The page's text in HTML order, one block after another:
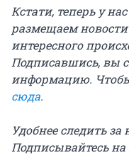
Кстати, теперь у
размещаем
интересного
Подписавшись, вы
информацию.
сюда.
Удобнее следить
Подписывайтесь на